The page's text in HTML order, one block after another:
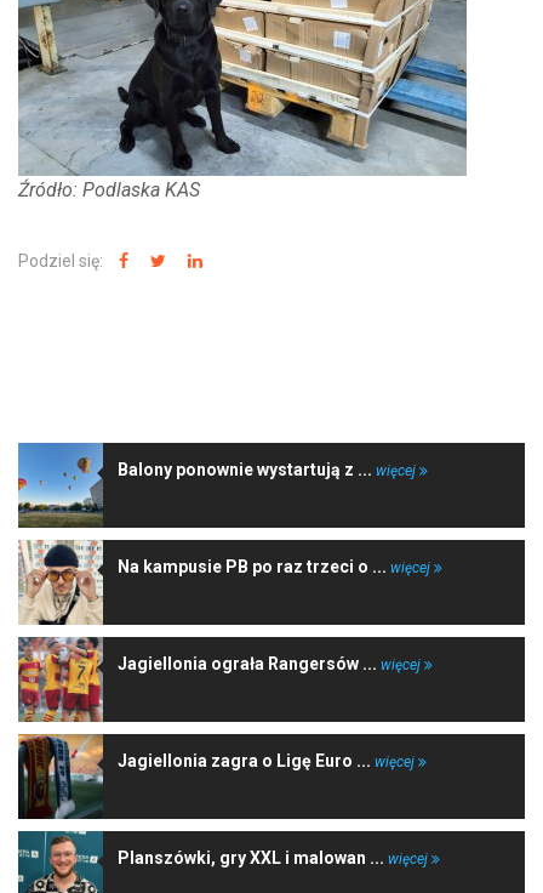
Źródło: Podlaska KAS
Podziel się:
Balony ponownie wystartują z ... więcej
Na kampusie PB po raz trzeci o ... więcej
Jagiellonia ograła Rangersów ... więcej
Jagiellonia zagra o Ligę Euro ... więcej
Planszówki, gry XXL i malowan ... więcej